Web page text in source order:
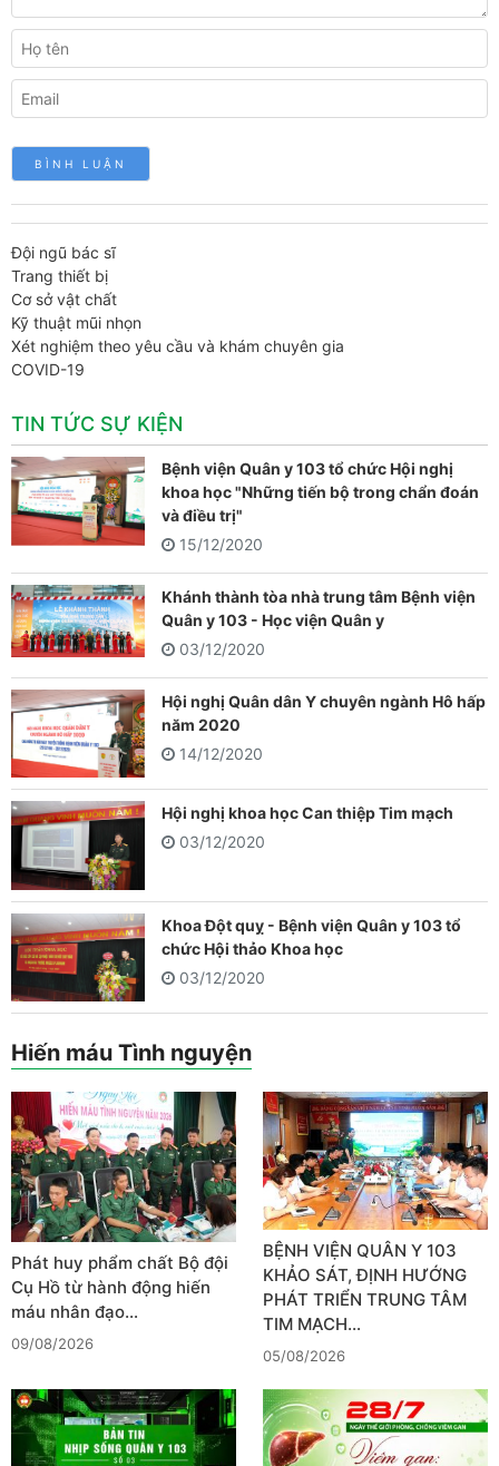
Đội ngũ bác sĩ
Trang thiết bị
Cơ sở vật chất
Kỹ thuật mũi nhọn
Xét nghiệm theo yêu cầu và khám chuyên gia
COVID-19
TIN TỨC SỰ KIỆN
Bệnh viện Quân y 103 tổ chức Hội nghị
khoa học "Những tiến bộ trong chẩn đoán
và điều trị"
15/12/2020
Khánh thành tòa nhà trung tâm Bệnh viện
Quân y 103 - Học viện Quân y
03/12/2020
Hội nghị Quân dân Y chuyên ngành Hô hấp
năm 2020
14/12/2020
Hội nghị khoa học Can thiệp Tim mạch
03/12/2020
Khoa Đột quỵ - Bệnh viện Quân y 103 tổ
chức Hội thảo Khoa học
03/12/2020
Hiến máu Tình nguyện
Phát huy phẩm chất Bộ đội
Cụ Hồ từ hành động hiến
máu nhân đạo…
09/08/2026
BỆNH VIỆN QUÂN Y 103
KHẢO SÁT, ĐỊNH HƯỚNG
PHÁT TRIỂN TRUNG TÂM
TIM MẠCH…
05/08/2026